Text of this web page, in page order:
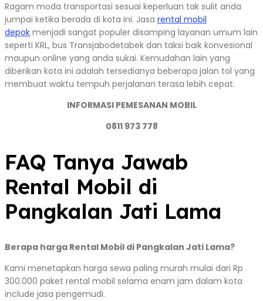
Ragam moda transportasi sesuai keperluan tak sulit anda
jumpai ketika berada di kota ini. Jasa rental mobil
depok menjadi sangat populer disamping layanan umum lain
seperti KRL, bus Transjabodetabek dan taksi baik konvesional
maupun online yang anda sukai. Kemudahan lain yang
diberikan kota ini adalah tersedianya beberapa jalan tol yang
membuat waktu tempuh perjalanan terasa lebih cepat.
INFORMASI PEMESANAN MOBIL
0811 973 778
FAQ Tanya Jawab
Rental Mobil di
Pangkalan Jati Lama
Berapa harga Rental Mobil di Pangkalan Jati Lama?
Kami menetapkan harga sewa paling murah mulai dari Rp
300.000 paket rental mobil selama enam jam dalam kota
include jasa pengemudi.